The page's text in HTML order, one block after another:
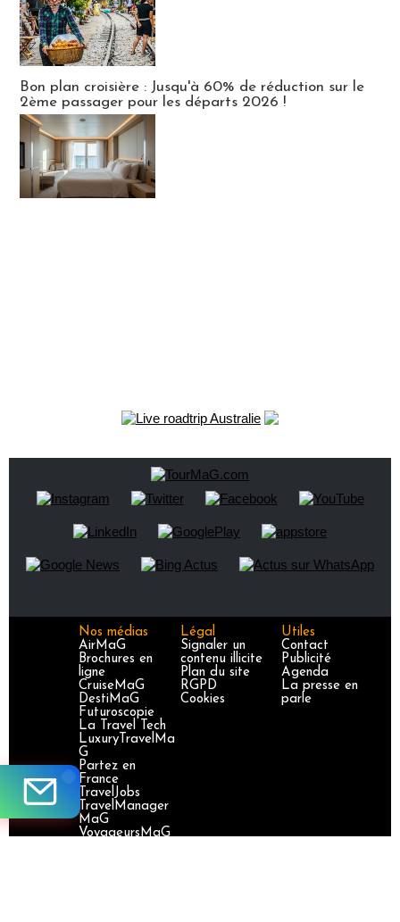
Bon plan croisière : Jusqu'à 60% de réduction sur le
2ème passager pour les départs 2026 !
Nos médias
AirMaG
Brochures en
ligne
CruiseMaG
DestiMaG
Futuroscopie
La Travel Tech
LuxuryTravelMa
G
Partez en
France
TravelJobs
TravelManager
MaG
VoyageursMaG
Légal
Signaler un
contenu illicite
Plan du site
RGPD
Cookies
Utiles
Contact
Publicité
Agenda
La presse en
parle